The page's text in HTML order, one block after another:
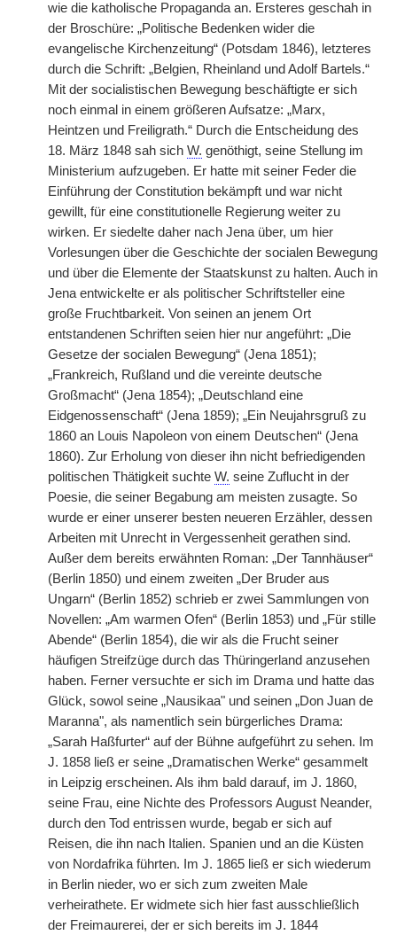
wie die katholische Propaganda an. Ersteres geschah in
der Broschüre: „Politische Bedenken wider die
evangelische Kirchenzeitung“ (Potsdam 1846), letzteres
durch die Schrift: „Belgien, Rheinland und Adolf Bartels.“
Mit der socialistischen Bewegung beschäftigte er sich
noch einmal in einem größeren Aufsatze: „Marx,
Heintzen und Freiligrath.“ Durch die Entscheidung des
18. März 1848 sah sich W. genöthigt, seine Stellung im
Ministerium aufzugeben. Er hatte mit seiner Feder die
Einführung der Constitution bekämpft und war nicht
gewillt, für eine constitutionelle Regierung weiter zu
wirken. Er siedelte daher nach Jena über, um hier
Vorlesungen über die Geschichte der socialen Bewegung
und über die Elemente der Staatskunst zu halten. Auch in
Jena entwickelte er als politischer Schriftsteller eine
große Fruchtbarkeit. Von seinen an jenem Ort
entstandenen Schriften seien hier nur angeführt: „Die
Gesetze der socialen Bewegung“ (Jena 1851);
„Frankreich, Rußland und die vereinte deutsche
Großmacht“ (Jena 1854); „Deutschland eine
Eidgenossenschaft“ (Jena 1859); „Ein Neujahrsgruß zu
1860 an Louis Napoleon von einem Deutschen“ (Jena
1860). Zur Erholung von dieser ihn nicht befriedigenden
politischen Thätigkeit suchte W. seine Zuflucht in der
Poesie, die seiner Begabung am meisten zusagte. So
wurde er einer unserer besten neueren Erzähler, dessen
Arbeiten mit Unrecht in Vergessenheit gerathen sind.
Außer dem bereits erwähnten Roman: „Der Tannhäuser“
(Berlin 1850) und einem zweiten „Der Bruder aus
Ungarn“ (Berlin 1852) schrieb er zwei Sammlungen von
Novellen: „Am warmen Ofen“ (Berlin 1853) und „Für stille
Abende“ (Berlin 1854), die wir als die Frucht seiner
häufigen Streifzüge durch das Thüringerland anzusehen
haben. Ferner versuchte er sich im Drama und hatte das
Glück, sowol seine „Nausikaa" und seinen „Don Juan de
Maranna", als namentlich sein bürgerliches Drama:
„Sarah Haßfurter“ auf der Bühne aufgeführt zu sehen. Im
J. 1858 ließ er seine „Dramatischen Werke“ gesammelt
in Leipzig erscheinen. Als ihm bald darauf, im J. 1860,
seine Frau, eine Nichte des Professors August Neander,
durch den Tod entrissen wurde, begab er sich auf
Reisen, die ihn nach Italien. Spanien und an die Küsten
von Nordafrika führten. Im J. 1865 ließ er sich wiederum
in Berlin nieder, wo er sich zum zweiten Male
verheirathete. Er widmete sich hier fast ausschließlich
der Freimaurerei, der er sich bereits im J. 1844